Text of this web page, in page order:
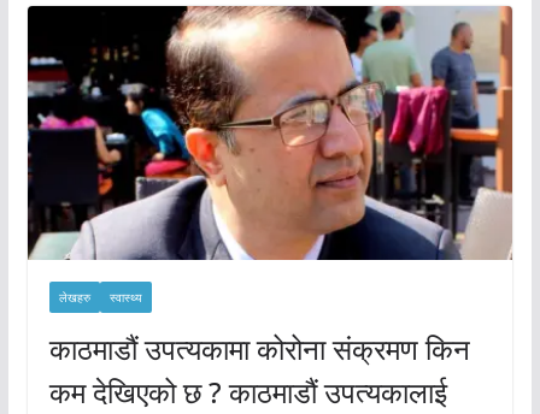
लेखहरु स्वास्थ्य
काठमाडौं उपत्यकामा कोरोना संक्रमण किन
कम देखिएको छ ? काठमाडौं उपत्यकालाई